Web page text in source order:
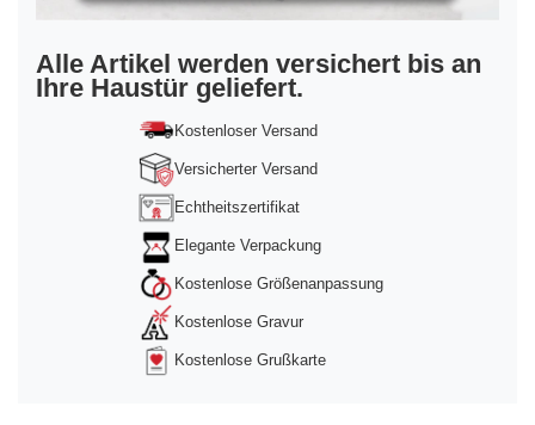
Informationen
Akzeptieren
powered byUsercentrics Consent
Management Platform&Trusted Shops
Alle Artikel werden versichert bis an
Ihre Haustür geliefert.
Kostenloser Versand
Versicherter Versand
Echtheitszertifikat
Elegante Verpackung
Kostenlose Größenanpassung
Kostenlose Gravur
Kostenlose Grußkarte